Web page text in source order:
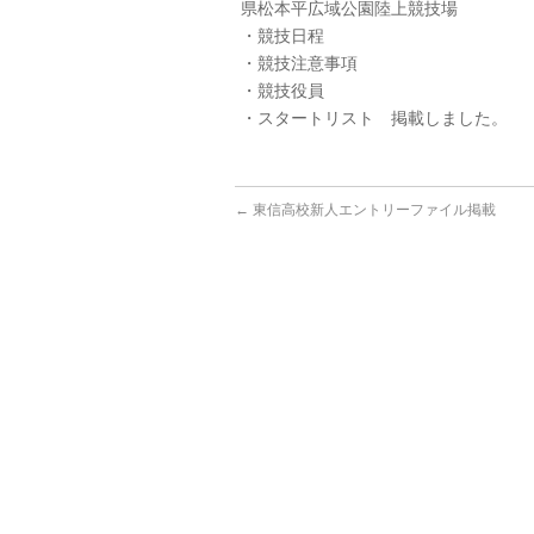
県松本平広域公園陸上競技場
・競技日程
・競技注意事項
・競技役員
・スタートリスト 掲載しました。
← 東信高校新人エントリーファイル掲載